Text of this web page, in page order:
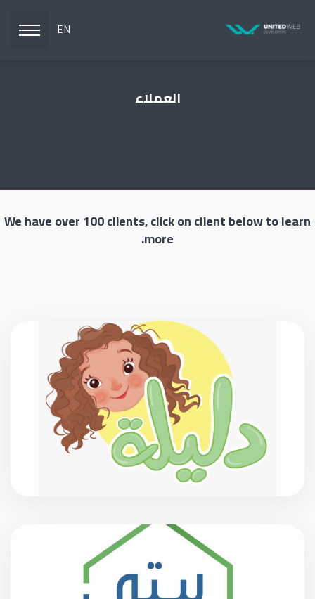
EN
العملاء
We have over 100 clients, click on client below to learn
more.